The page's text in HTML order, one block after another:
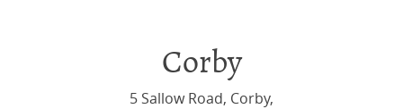
Corby
5 Sallow Road, Corby,